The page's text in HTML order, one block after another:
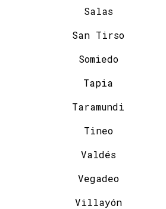
Salas
San Tirso
Somiedo
Tapia
Taramundi
Tineo
Valdés
Vegadeo
Villayón